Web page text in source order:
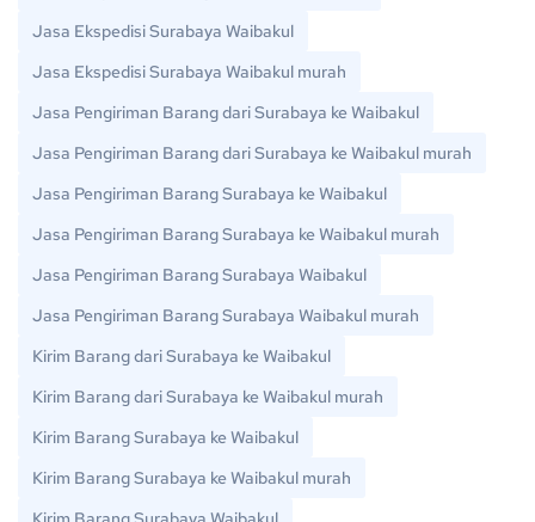
Jasa Ekspedisi Surabaya Waibakul
Jasa Ekspedisi Surabaya Waibakul murah
Jasa Pengiriman Barang dari Surabaya ke Waibakul
Jasa Pengiriman Barang dari Surabaya ke Waibakul murah
Jasa Pengiriman Barang Surabaya ke Waibakul
Jasa Pengiriman Barang Surabaya ke Waibakul murah
Jasa Pengiriman Barang Surabaya Waibakul
Jasa Pengiriman Barang Surabaya Waibakul murah
Kirim Barang dari Surabaya ke Waibakul
Kirim Barang dari Surabaya ke Waibakul murah
Kirim Barang Surabaya ke Waibakul
Kirim Barang Surabaya ke Waibakul murah